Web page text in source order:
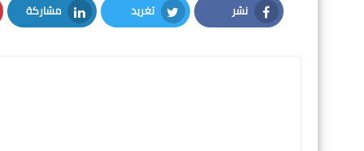
نشر
Facebook
تغريد
Twitter
مشاركة
LinkedIn